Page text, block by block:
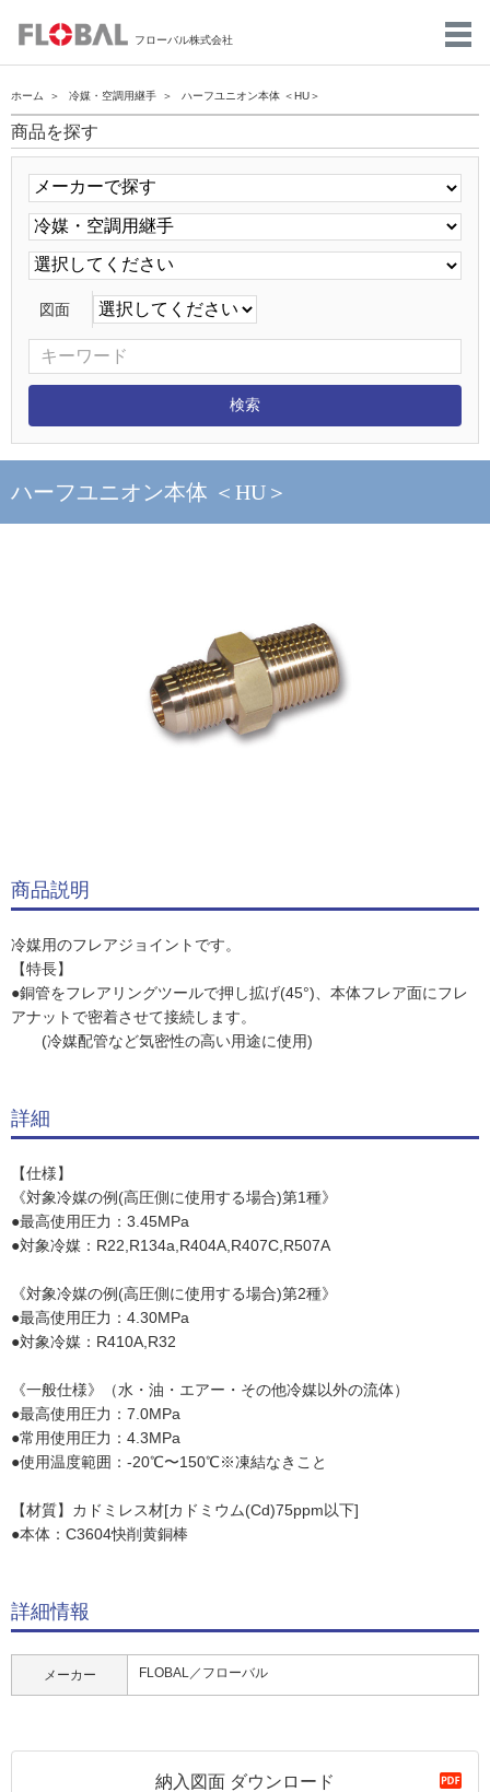
フローバル株式会社
ホーム 冷媒・空調用継手 ハーフユニオン本体 ＜HU＞
商品を探す
図面
ハーフユニオン本体 ＜HU＞
商品説明
冷媒用のフレアジョイントです。
【特長】
●銅管をフレアリングツールで押し拡げ(45°)、本体フレア面にフレ
アナットで密着させて接続します。
(冷媒配管など気密性の高い用途に使用)
詳細
【仕様】
《対象冷媒の例(高圧側に使用する場合)第1種》
●最高使用圧力：3.45MPa
●対象冷媒：R22,R134a,R404A,R407C,R507A
《対象冷媒の例(高圧側に使用する場合)第2種》
●最高使用圧力：4.30MPa
●対象冷媒：R410A,R32
《一般仕様》（水・油・エアー・その他冷媒以外の流体）
●最高使用圧力：7.0MPa
●常用使用圧力：4.3MPa
●使用温度範囲：-20℃〜150℃※凍結なきこと
【材質】カドミレス材[カドミウム(Cd)75ppm以下]
●本体：C3604快削黄銅棒
詳細情報
メーカー FLOBAL／フローバル
納入図面 ダウンロード